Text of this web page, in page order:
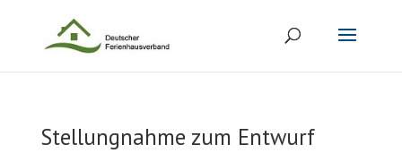
Stellungnahme zum Entwurf